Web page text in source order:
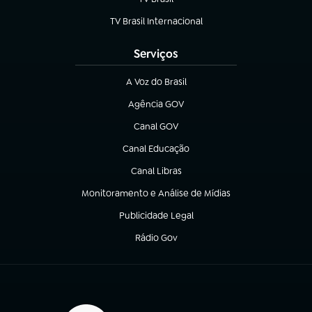
(abre em nova aba)
TV Brasil Internacional
(abre em nova aba)
Serviços
A Voz do Brasil
(abre em nova aba)
Agência GOV
(abre em nova aba)
Canal GOV
(abre em nova aba)
Canal Educação
(abre em nova aba)
Canal Libras
(abre em nova aba)
Monitoramento e Análise de Mídias
(abre em nova aba)
Publicidade Legal
(abre em nova aba)
Rádio Gov
(abre em nova aba)